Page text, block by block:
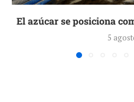
El azúcar se posiciona
5